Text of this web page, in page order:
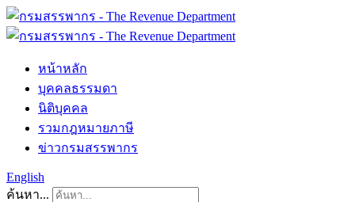
หน้าหลัก
บุคคลธรรมดา
นิติบุคคล
รวมกฎหมายภาษี
ข่าวกรมสรรพากร
English
ค้นหา...